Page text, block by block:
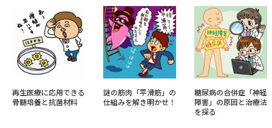
再生医療に応用できる
骨髄培養と抗菌材料
謎の筋肉「平滑筋」の
仕組みを解き明かせ！
糖尿病の合併症「神経
障害」の原因と治療法
を探る